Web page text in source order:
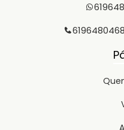
6196480468